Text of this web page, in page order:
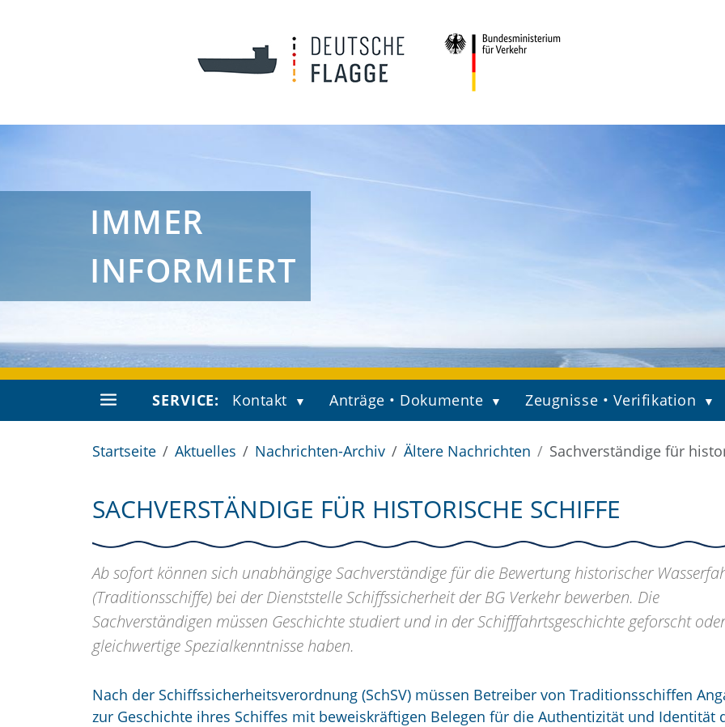
IMMER
INFORMIERT
SERVICE: Kontakt Anträge • Dokumente Zeugnisse • Verifikation
Startseite Aktuelles Nachrichten-Archiv Ältere Nachrichten Sachverständige für
SACHVERSTÄNDIGE FÜR HISTORISCHE SCHIFFE
Ab sofort können sich unabhängige Sachverständige für die Bewertung historischer
(Traditionsschiffe) bei der Dienststelle Schiffssicherheit der BG Verkehr bewerben. Die
Sachverständigen müssen Geschichte studiert und in der Schifffahrtsgeschichte geforscht oder
gleichwertige Spezialkenntnisse haben.
Nach der Schiffssicherheitsverordnung (SchSV) müssen Betreiber von Traditionsschiffen
zur Geschichte ihres Schiffes mit beweiskräftigen Belegen für die Authentizität und Identität